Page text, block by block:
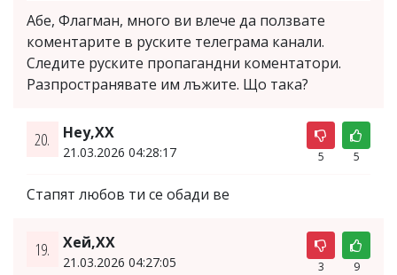
Абе, Флагман, много ви влече да ползвате
коментарите в руските телеграма канали.
Следите руските пропагандни коментатори.
Разпространявате им лъжите. Що така?
20. Hey,XX
21.03.2026 04:28:17 5 5
Стапят любов ти се обади ве
19. Хей,ХХ
21.03.2026 04:27:05 3 9